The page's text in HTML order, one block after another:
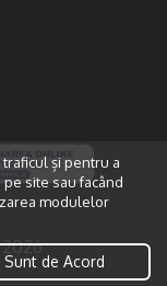
și pentru a
site sau facând
modulelor
Sunt de Acord